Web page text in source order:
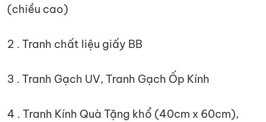
(chiều cao)
2 . Tranh chất liệu giấy BB
3 . Tranh Gạch UV, Tranh Gạch Ốp Kính
4 . Tranh Kính Quà Tặng khổ (40cm x 60cm),